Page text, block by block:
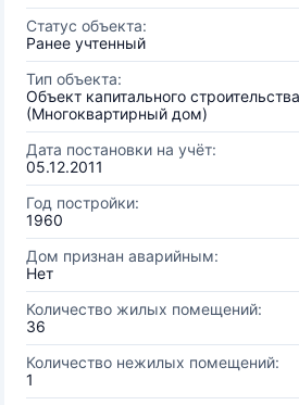
Статус объекта:
Ранее учтенный
Тип объекта:
Объект капитального
(Многоквартирный дом)
Дата постановки на учёт:
05.12.2011
Год постройки:
1960
Дом признан аварийным:
Нет
Количество жилых помещений:
36
Количество нежилых помещений:
1